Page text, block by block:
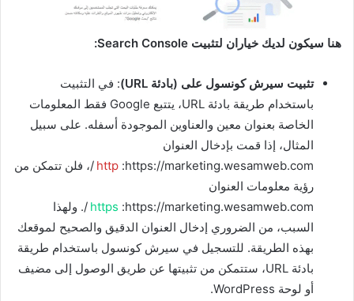
هنا سيكون لديك خياران لتثبيت Search Console:
تثبيت سيرش كونسول على (بادئة URL)
: في التثبيت
باستخدام طريقة بادئة URL، يتتبع Google فقط المعلومات
الخاصة بعنوان معين والعناوين الموجودة أسفله. على سبيل
المثال، إذا قمت بإدخال العنوان
http :https://marketing.wesamweb.com/، فلن تتمكن من
رؤية معلومات العنوان
https :https://marketing.wesamweb.com/. ولهذا
السبب، من الضروري إدخال العنوان الدقيق والصحيح لموقعك
بهذه الطريقة. للتسجيل في سيرش كونسول باستخدام طريقة
بادئة URL، ستتمكن من تثبيتها عن طريق الوصول إلى مضيف
أو لوحة WordPress.